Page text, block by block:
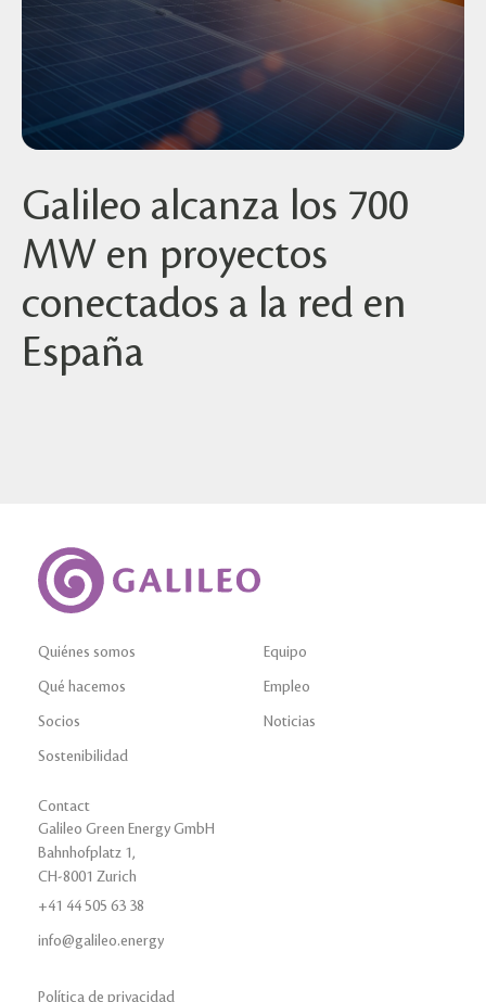
Galileo alcanza los 700
MW en proyectos
conectados a la red en
España
Quiénes somos
Qué hacemos
Socios
Sostenibilidad
Equipo
Empleo
Noticias
Contact
Galileo Green Energy GmbH
Bahnhofplatz 1,
CH-8001 Zurich
+41 44 505 63 38
info@galileo.energy
Política de privacidad